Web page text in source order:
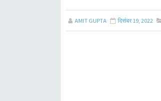
AMIT GUPTA दिसंबर 19, 2022